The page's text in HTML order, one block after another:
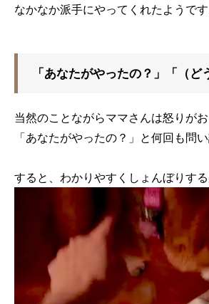
なかなか派手にやってくれたようです
「あなたがやったの？」「（ど
当然のことながらママさんは怒りがお
「あなたがやったの？」と何回も問い
すると、わかりやすくしょんぼりする